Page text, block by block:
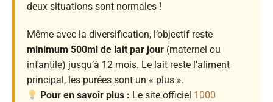
deux situations sont normales !
Même avec la diversification, l’objectif reste
minimum 500ml de lait par jour (maternel ou
infantile) jusqu’à 12 mois. Le lait reste l’aliment
principal, les purées sont un « plus ».
Pour en savoir plus : Le site officiel 1000